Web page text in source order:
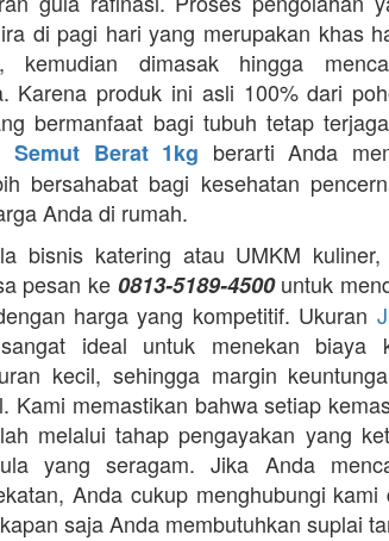
di pagi hari yang merupakan khas
kemudian dimasak hingga
Karena produk ini asli 100% dari
bermanfaat bagi tubuh tetap
Semut Berat 1kg berarti Anda
bersahabat bagi kesehatan
Anda di rumah.
bisnis katering atau UMKM kuliner,
pesan ke 0813-5189-4500untuk
harga yang kompetitif. Ukuran
sangat ideal untuk menekan biaya
kecil, sehingga margin
Kami memastikan bahwa setiap
melalui tahap pengayakan yang
yang seragam. Jika Anda
Anda cukup menghubungi kami
kapan saja Anda membutuhkan suplai